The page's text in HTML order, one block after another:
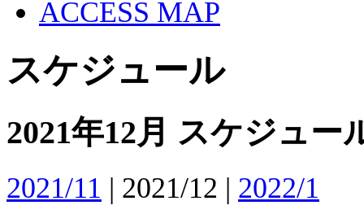
ACCESS MAP
スケジュール
2021年12月 スケジュー
2021/11 | 2021/12 | 2022/1